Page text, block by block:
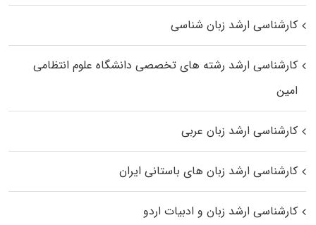
کارشناسی ارشد زبان شناسی
کارشناسی ارشد رﺷﺘﻪ ﻫﺎی تخصصی داﻧﺸﮕﺎه ﻋﻠﻮم انتظامی
اﻣﻴﻦ
کارشناسی ارشد زبان عربی
کارشناسی ارشد زبان‌ های باستانی ایران
کارشناسی ارشد زبان و ادبیات اردو